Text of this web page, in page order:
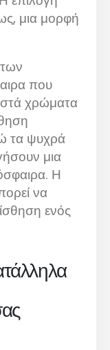
μια μορφή
που
χρώματα
τα ψυχρά
μια
Η
να
ενός